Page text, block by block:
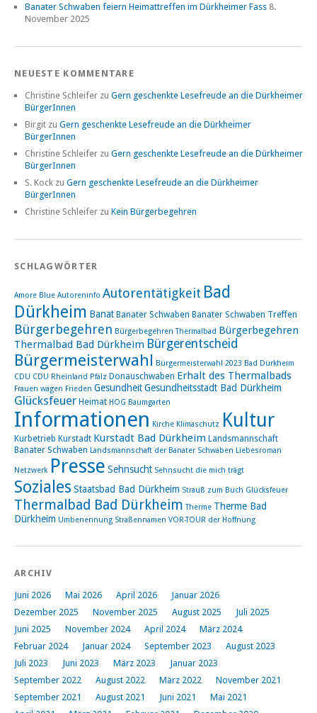
Banater Schwaben feiern Heimattreffen im Dürkheimer Fass 8.
November 2025
NEUESTE KOMMENTARE
Christine Schleifer zu Gern geschenkte Lesefreude an die Dürkheimer
BürgerInnen
Birgit zu Gern geschenkte Lesefreude an die Dürkheimer
BürgerInnen
Christine Schleifer zu Gern geschenkte Lesefreude an die Dürkheimer
BürgerInnen
S. Kock zu Gern geschenkte Lesefreude an die Dürkheimer
BürgerInnen
Christine Schleifer zu Kein Bürgerbegehren
SCHLAGWÖRTER
Amore Blue Autoreninfo Autorentätigkeit Bad
Dürkheim Banat Banater Schwaben Banater Schwaben Treffen
Bürgerbegehren Bürgerbegehren Thermalbad Bürgerbegehren
Thermalbad Bad Dürkheim Bürgerentscheid
Bürgermeisterwahl Bürgermeisterwahl 2023 Bad Dürkheim
CDU CDU Rheinland Pfalz Donauschwaben Erhalt des Thermalbads
Frauen wagen Frieden GesundheitGesundheitsstadt Bad Dürkheim
Glücksfeuer Heimat HOG Baumgarten
Informationen Kirche Klimaschutz Kultur
Kurbetrieb Kurstadt Kurstadt Bad Dürkheim Landsmannschaft
Banater Schwaben Landsmannschaft der Banater Schwaben Liebesroman
Netzwerk Presse Sehnsucht Sehnsucht die mich trägt
Soziales Staatsbad Bad Dürkheim Strauß zum Buch Glücksfeuer
Thermalbad Bad Dürkheim Therme Therme Bad
Dürkheim Umbenennung Straßennamen VOR-TOUR der Hoffnung
ARCHIV
Juni 2026 Mai 2026 April 2026
Januar 2026
Dezember 2025
November 2025 August 2025
Juli 2025
Juni 2025
November 2024 April 2024
März 2024
Februar 2024
Januar 2024 September 2023
August 2023
Juli 2023
Juni 2023 März 2023
Januar 2023
September 2022
August 2022 März 2022
November 2021
September 2021
August 2021 Juni 2021
Mai 2021